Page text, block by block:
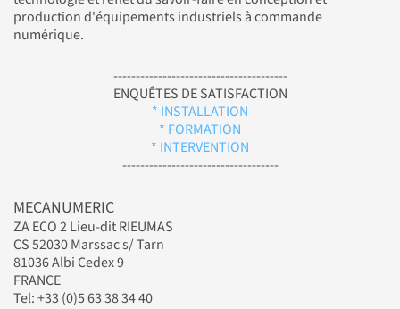
production d'équipements industriels à commande
numérique.
---------------------------------------
ENQUÊTES DE SATISFACTION
* INSTALLATION
* FORMATION
* INTERVENTION
-----------------------------------
MECANUMERIC
ZA ECO 2 Lieu-dit RIEUMAS
CS 52030 Marssac s/ Tarn
81036 Albi Cedex 9
FRANCE
Tel: +33 (0)5 63 38 34 40